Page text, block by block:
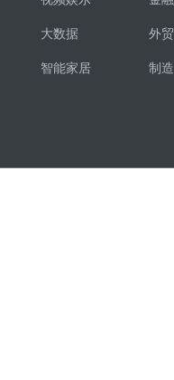
大数据 外
智能家居 制